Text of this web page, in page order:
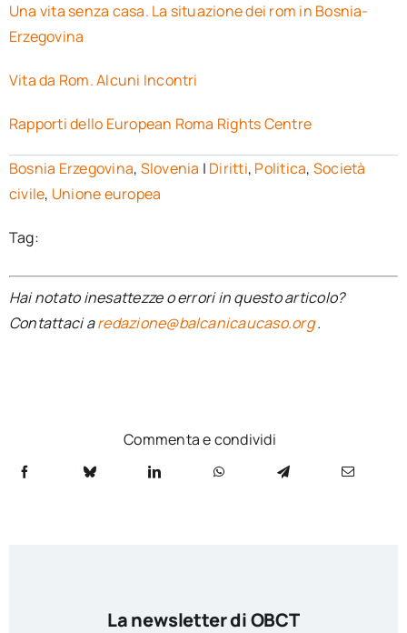
Una vita senza casa. La situazione dei rom in Bosnia-
Erzegovina
Vita da Rom. Alcuni Incontri
Rapporti dello European Roma Rights Centre
Bosnia Erzegovina, Slovenia | Diritti, Politica, Società
civile, Unione europea
Tag:
Hai notato inesattezze o errori in questo articolo?
Contattaci aredazione@balcanicaucaso.org.
Commenta e condividi
La newsletter di OBCT